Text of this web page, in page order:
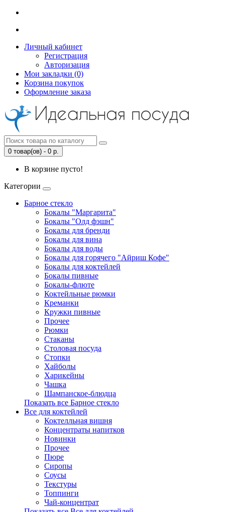
Личный кабинет
Регистрация
Авторизация
Мои закладки (0)
Корзина покупок
Оформление заказа
0 товар(ов) - 0 р.
В корзине пусто!
Категории
Барное стекло
Бокалы "Маргарита"
Бокалы "Олд фэшн"
Бокалы для бренди
Бокалы для вина
Бокалы для воды
Бокалы для горячего "Айриш Кофе"
Бокалы для коктейлей
Бокалы пивные
Бокалы-флюте
Коктейльные рюмки
Креманки
Кружки пивные
Прочее
Рюмки
Стаканы
Столовая посуда
Стопки
Хайболы
Харикейны
Чашка
Шампанское-блюдца
Показать все Барное стекло
Все для коктейлей
Коктелльная вишня
Концентраты напитков
Новинки
Прочее
Пюре
Сиропы
Соусы
Текстуры
Топпинги
Чай-концентрат